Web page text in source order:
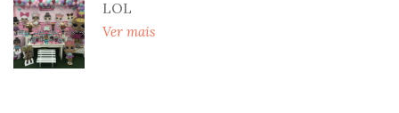
LOL
Ver mais